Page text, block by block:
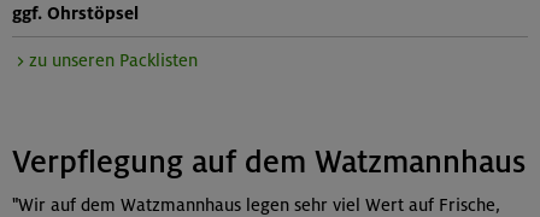
ggf. Ohrstöpsel
> zu unseren Packlisten
Verpflegung auf dem Watzmannhaus
"Wir auf dem Watzmannhaus legen sehr viel Wert auf Frische,